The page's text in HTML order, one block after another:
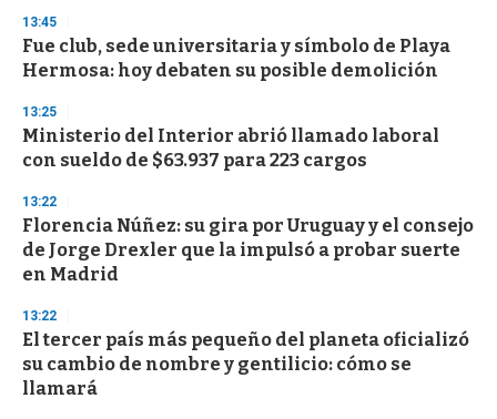
n
d
s
13:45
Fue club, sede universitaria y símbolo de Playa
Hermosa: hoy debaten su posible demolición
13:25
Ministerio del Interior abrió llamado laboral
con sueldo de $63.937 para 223 cargos
13:22
Florencia Núñez: su gira por Uruguay y el consejo
de Jorge Drexler que la impulsó a probar suerte
en Madrid
13:22
El tercer país más pequeño del planeta oficializó
su cambio de nombre y gentilicio: cómo se
llamará